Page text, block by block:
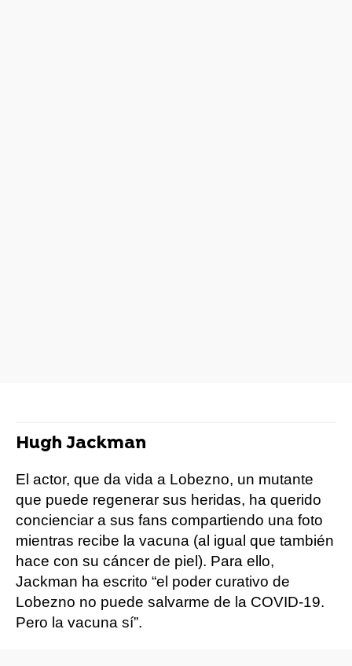
Hugh Jackman
El actor, que da vida a Lobezno, un mutante
que puede regenerar sus heridas, ha querido
concienciar a sus fans compartiendo una foto
mientras recibe la vacuna (al igual que también
hace con su cáncer de piel). Para ello,
Jackman ha escrito “el poder curativo de
Lobezno no puede salvarme de la COVID-19.
Pero la vacuna sí”.